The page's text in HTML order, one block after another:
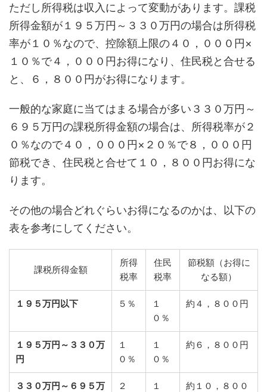
ただし所得税は収入によって変動があります。課税
所得金額が１９５万円～３３０万円の場合は所得税
率が１０％なので、控除額上限の４０，０００円×
１０％で４，０００円お得になり、住民税と合せる
と、６，８００円がお得になります。
一般的な家庭に当てはまる場合が多い３３０万円～
６９５万円の課税所得金額の場合は、所得税率が２
０％なので４０，０００円×２０％で８，０００円
節税でき、住民税と合せて１０，８００円お得にな
ります。
その他の場合どれぐらいお得になるのかは、以下の
表を参考にしてください。
課税所得金額
所得
税率
住民
税率
節税額（お得に
なる額）
１９５万円以下 ５％
１
０％
約４，８００円
１９５万円～３３０万
円
１
０％
１
０％
約６，８００円
３３０万円～６９５万
２
１
約１０，８００